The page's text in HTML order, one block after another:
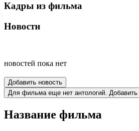
Кадры из фильма
Новости
новостей пока нет
Добавить новость
Для фильма еще нет антологий.
Название фильма